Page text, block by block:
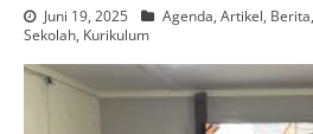
Juni 19, 2025 Agenda, Artikel, Berita,
Sekolah, Kurikulum